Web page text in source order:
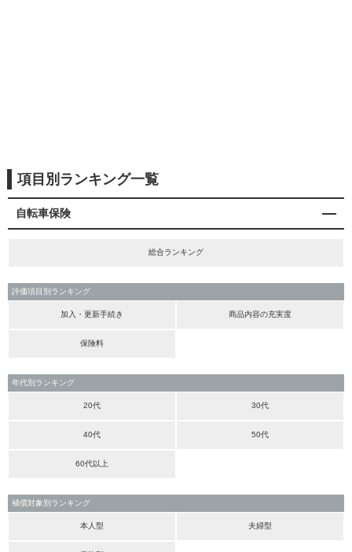
項目別ランキング一覧
自転車保険
総合ランキング
評価項目別ランキング
加入・更新手続き 商品内容の充実度
保険料
年代別ランキング
20代 30代
40代 50代
60代以上
補償対象別ランキング
本人型 夫婦型